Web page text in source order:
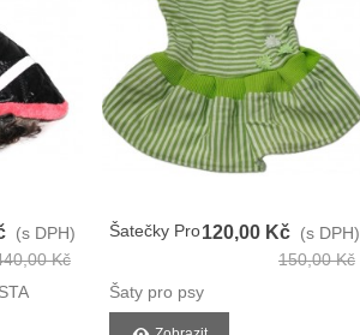
(s DPH)
Kč
Šatečky Pro120,00 Kč (s DPH)
150,00 Kč
Šaty pro psy